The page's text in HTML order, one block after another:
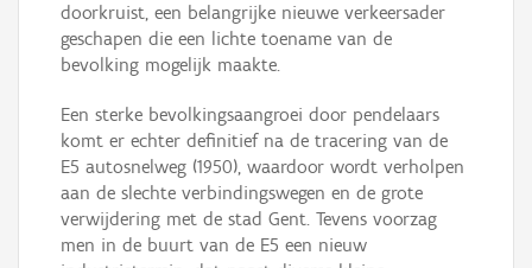
doorkruist, een belangrijke nieuwe verkeersader
geschapen die een lichte toename van de
bevolking mogelijk maakte.
Een sterke bevolkingsaangroei door pendelaars
komt er echter definitief na de tracering van de
E5 autosnelweg (1950), waardoor wordt verholpen
aan de slechte verbindingswegen en de grote
verwijdering met de stad Gent. Tevens voorzag
men in de buurt van de E5 een nieuw